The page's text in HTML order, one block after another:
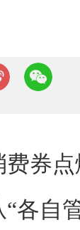
费券
“各自